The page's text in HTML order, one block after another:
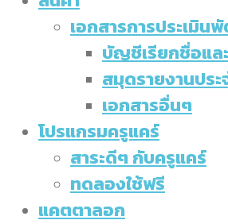
เอกสารการประเมิน
บัญชีเรียกชื่อแล
สมุดรายงานประ
เอกสารอื่นๆ
โปรแกรมครูแคร์
สาระดีๆ กับครูแคร์
ทดลองใช้ฟรี
แคตตาลอก